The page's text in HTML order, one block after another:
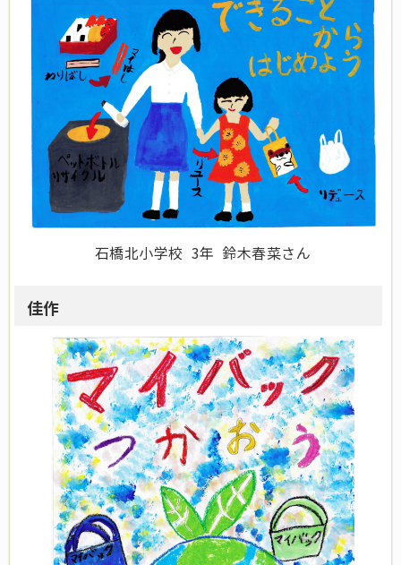
石橋北小学校 3年 鈴木春菜さん
佳作